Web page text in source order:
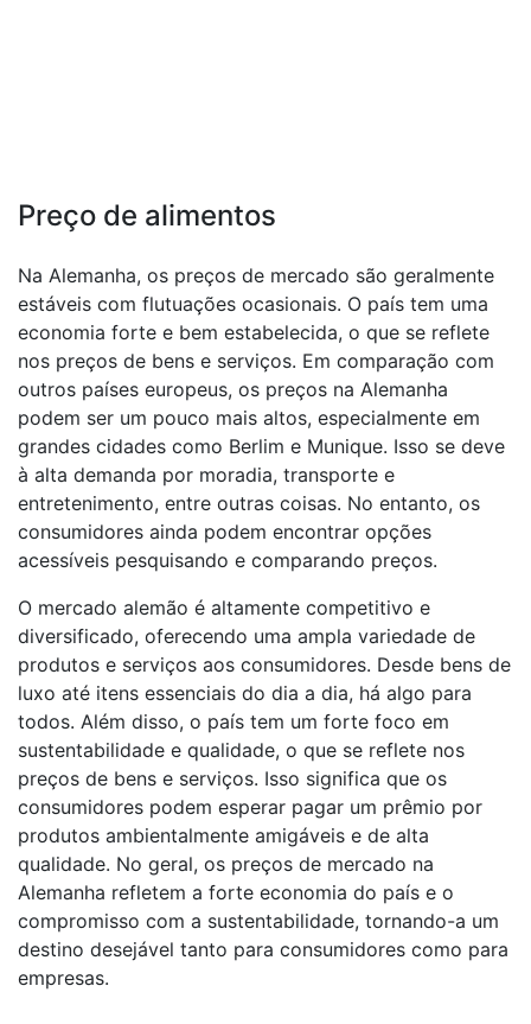
Preço de alimentos
Na Alemanha, os preços de mercado são geralmente
estáveis ​​com flutuações ocasionais. O país tem uma
economia forte e bem estabelecida, o que se reflete
nos preços de bens e serviços. Em comparação com
outros países europeus, os preços na Alemanha
podem ser um pouco mais altos, especialmente em
grandes cidades como Berlim e Munique. Isso se deve
à alta demanda por moradia, transporte e
entretenimento, entre outras coisas. No entanto, os
consumidores ainda podem encontrar opções
acessíveis pesquisando e comparando preços.
O mercado alemão é altamente competitivo e
diversificado, oferecendo uma ampla variedade de
produtos e serviços aos consumidores. Desde bens de
luxo até itens essenciais do dia a dia, há algo para
todos. Além disso, o país tem um forte foco em
sustentabilidade e qualidade, o que se reflete nos
preços de bens e serviços. Isso significa que os
consumidores podem esperar pagar um prêmio por
produtos ambientalmente amigáveis ​​e de alta
qualidade. No geral, os preços de mercado na
Alemanha refletem a forte economia do país e o
compromisso com a sustentabilidade, tornando-a um
destino desejável tanto para consumidores como para
empresas.